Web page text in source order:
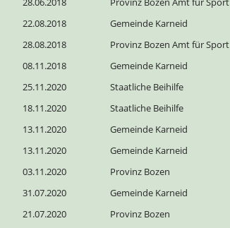
22.08.2018
Gemeinde Karneid
28.08.2018
Provinz Bozen Amt für Sport
08.11.2018
Gemeinde Karneid
25.11.2020
Staatliche Beihilfe
18.11.2020
Staatliche Beihilfe
13.11.2020
Gemeinde Karneid
13.11.2020
Gemeinde Karneid
03.11.2020
Provinz Bozen
31.07.2020
Gemeinde Karneid
21.07.2020
Provinz Bozen